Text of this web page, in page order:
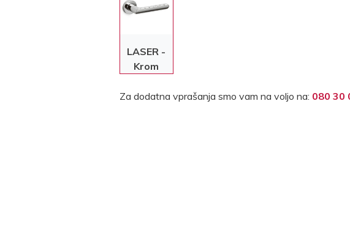
LASER -
Krom
Za dodatna vprašanja smo vam na voljo na: 080 30